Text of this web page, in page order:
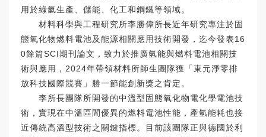
用於綠氫生產、儲能、化工和鋼鐵等領域。
材料科學與工程研究所李勝偉所長近年研究專注於固
態氧化物燃料電池及能源相關應用技術開發，迄今發表16
0餘篇SCI期刊論文，致力於推廣氫能與燃料電池相關技
術與應用，2024年帶領材料所師生團隊獲「東元淨零排
放科技國際競賽」勝一節能創新獎之肯定。
李所長團隊所開發的中溫型固態氧化物電化學電池技
術，實現在中溫區間優異的燃料電池性能，產氫能耗也接
近傳統高溫型技術之關鍵指標。目前該團隊正與德國於利